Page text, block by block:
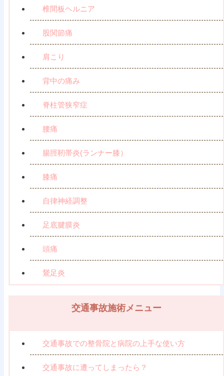
椎間板ヘルニア
股関節痛
肩こり
背中の痛み
脊柱管狭窄症
腰痛
腸脛靭帯炎(ランナー膝）
膝痛
自律神経調整
足底腱膜炎
頭痛
鵞足炎
交通事故施術メニュー
交通事故での整骨院と病院の上手な使い方
交通事故に遭ってしまったら？